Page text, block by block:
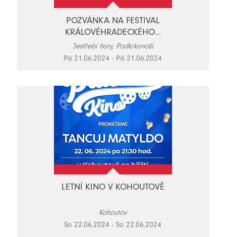
POZVÁNKA NA FESTIVAL
KRÁLOVÉHRADECKÉHO...
Jestřebí hory, Podkrkonoší
Pá 21.06.2024 - Pá 21.06.2024
LETNÍ KINO V KOHOUTOVĚ
Kohoutov
So 22.06.2024 - So 22.06.2024